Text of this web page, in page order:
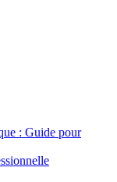
: Guide pour